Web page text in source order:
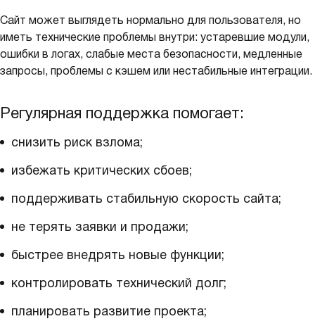
Сайт может выглядеть нормально для пользователя, но
иметь технические проблемы внутри: устаревшие модули,
ошибки в логах, слабые места безопасности, медленные
запросы, проблемы с кэшем или нестабильные интеграции.
Регулярная поддержка помогает:
снизить риск взлома;
избежать критических сбоев;
поддерживать стабильную скорость сайта;
не терять заявки и продажи;
быстрее внедрять новые функции;
контролировать технический долг;
планировать развитие проекта;